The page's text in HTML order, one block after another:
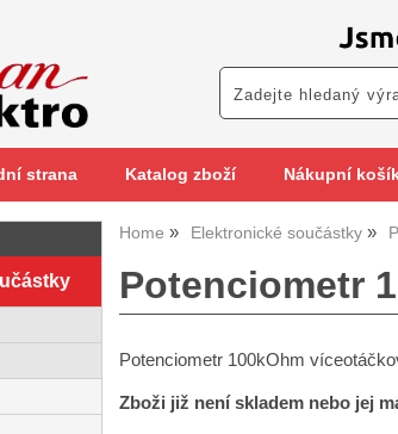
strana Katalog zboží Nákupní
Home Elektronické součástky
Potenciometr
Potenciometr 100kOhm
Zboži již není skladem nebo jej